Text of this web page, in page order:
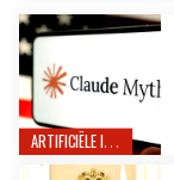
ARTIFICIËLE INTELLIGENTIE